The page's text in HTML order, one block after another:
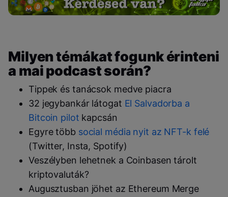
Milyen témákat fogunk érinteni
a mai podcast során?
Tippek és tanácsok medve piacra
32 jegybankár látogat El Salvadorba a
Bitcoin pilot kapcsán
Egyre több social média nyit az NFT-k felé
(Twitter, Insta, Spotify)
Veszélyben lehetnek a Coinbasen tárolt
kriptovaluták?
Augusztusban jöhet az Ethereum Merge